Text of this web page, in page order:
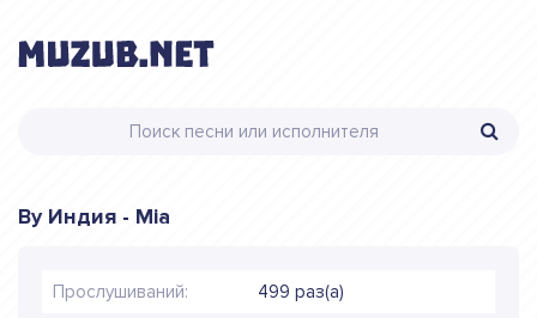
By Индия - Mia
Прослушиваний: 499 раз(а)